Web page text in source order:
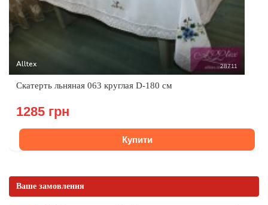
Alltex 28711
Скатерть льняная 063 круглая D-180 см
1285 грн
Купити
Ваше замовлення